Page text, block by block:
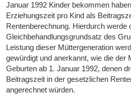
Januar 1992 Kinder bekommen
Erziehungszeit pro Kind als
Rentenberechnung. Hierdurch werde
Gleichbehandlungsgrundsatz des
Leistung dieser Müttergeneration
gewürdigt und anerkannt, wie die der
Geburten ab 1. Januar 1992, denen
Beitragszeit in der gesetzlichen
angerechnet würden.